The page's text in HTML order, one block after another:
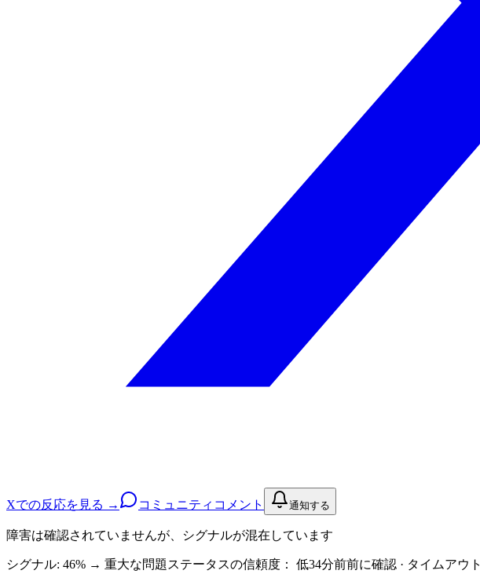
Xでの反応を見る → コミュニティコメント 通知する
障害は確認されていませんが、シグナルが混在しています
シグナル: 46% → 重大な問題 ステータスの信頼度： 低34分前前に確認 · タイムアウト